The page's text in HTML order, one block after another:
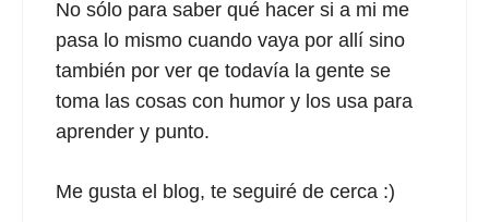
No sólo para saber qué hacer si a mi me
pasa lo mismo cuando vaya por allí sino
también por ver qe todavía la gente se
toma las cosas con humor y los usa para
aprender y punto.
Me gusta el blog, te seguiré de cerca :)